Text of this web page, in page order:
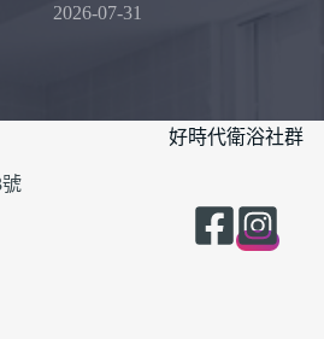
2026-07-31
好時代衛浴社群